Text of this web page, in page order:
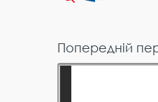
Попередній